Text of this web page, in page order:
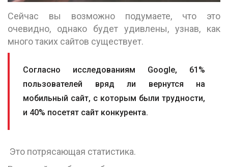
Сейчас вы возможно подумаете, что это
очевидно, однако будет удивлены, узнав, как
много таких сайтов существует.
Согласно исследованиям Google, 61%
пользователей вряд ли вернутся на
мобильный сайт, с которым были трудности,
и 40% посетят сайт конкурента.
Это потрясающая статистика.